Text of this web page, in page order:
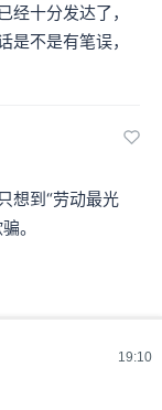
19:10
十分发达了，
不是有笔误，
想到“劳动最光
。